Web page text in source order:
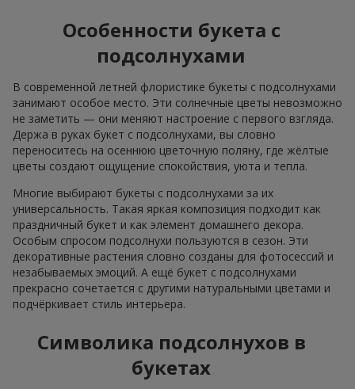
Особенности букета с
подсолнухами
В современной летней флористике букеты с подсолнухами
занимают особое место. Эти солнечные цветы невозможно
не заметить — они меняют настроение с первого взгляда.
Держа в руках букет с подсолнухами, вы словно
переноситесь на осеннюю цветочную поляну, где жёлтые
цветы создают ощущение спокойствия, уюта и тепла.
Многие выбирают букеты с подсолнухами за их
универсальность. Такая яркая композиция подходит как
праздничный букет и как элемент домашнего декора.
Особым спросом подсолнухи пользуются в сезон. Эти
декоративные растения словно созданы для фотосессий и
незабываемых эмоций. А ещё букет с подсолнухами
прекрасно сочетается с другими натуральными цветами и
подчёркивает стиль интерьера.
Символика подсолнухов в
букетах